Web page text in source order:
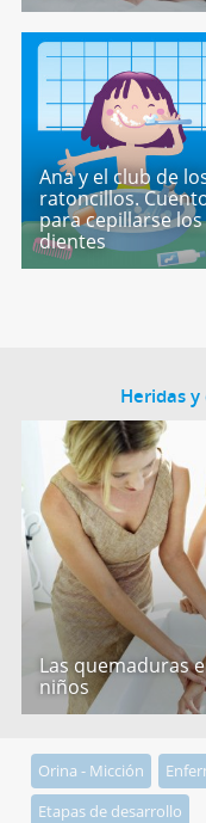
Ana y el club de
ratoncillos.
para cepillarse los
dientes
Heridas
Las quemaduras
niños
Orina - Micción
Etapas de desarrollo